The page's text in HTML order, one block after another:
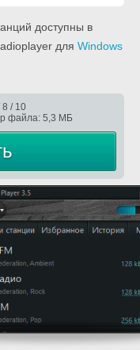
доступны в
для Windows
8 / 10
файла: 5,3 МБ